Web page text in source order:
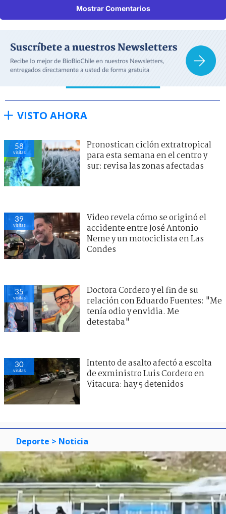
Mostrar Comentarios
VISTO AHORA
58
visitas
Pronostican ciclón extratropical
para esta semana en el centro y
sur: revisa las zonas afectadas
39
visitas
Video revela cómo se originó el
accidente entre José Antonio
Neme y un motociclista en Las
Condes
35
visitas
Doctora Cordero y el fin de su
relación con Eduardo Fuentes: "Me
tenía odio y envidia. Me
detestaba"
30
visitas
Intento de asalto afectó a escolta
de exministro Luis Cordero en
Vitacura: hay 5 detenidos
Deporte > Noticia